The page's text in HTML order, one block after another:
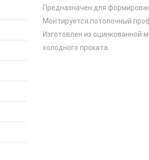
Предназначен для
Монтируется потолочный
Изготовлен из
холодного проката.